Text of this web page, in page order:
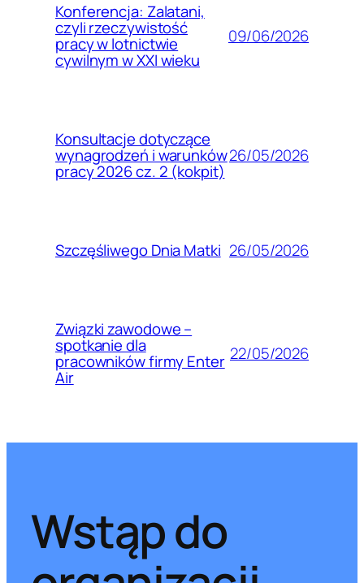
Konferencja: Zalatani,
czyli rzeczywistość
pracy w lotnictwie
cywilnym w XXI wieku
09/06/2026
Konsultacje dotyczące
wynagrodzeń i warunków
pracy 2026 cz. 2 (kokpit)
26/05/2026
Szczęśliwego Dnia Matki 26/05/2026
Związki zawodowe –
spotkanie dla
pracowników firmy Enter
Air
22/05/2026
Wstąp do